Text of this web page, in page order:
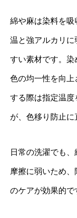
綿や麻は染料を
温と強アルカリ
すい素材です。
色の均一性を向上
する際は指定温度
が、色移り防止に
日常の洗濯でも
摩擦に弱いため
のケアが効果的で